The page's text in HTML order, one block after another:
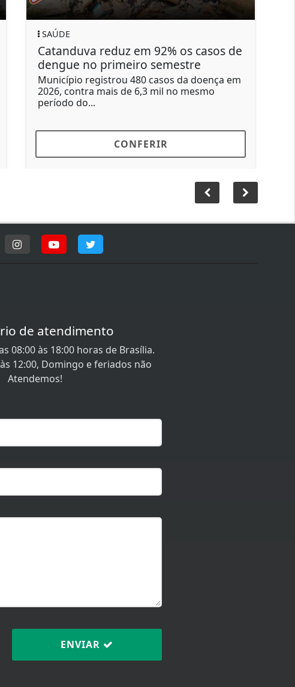
SAÚDE
Catanduva reduz em 92% os casos de
dengue no primeiro semestre
Município registrou 480 casos da doença em
2026, contra mais de 6,3 mil no mesmo
período do...
CONFERIR
de atendimento
08:00 às 18:00 horas de Brasília.
12:00, Domingo e feriados não
Atendemos!
ENVIAR